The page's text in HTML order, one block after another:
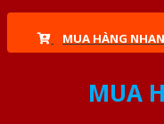
MUA HÀNG
MUA